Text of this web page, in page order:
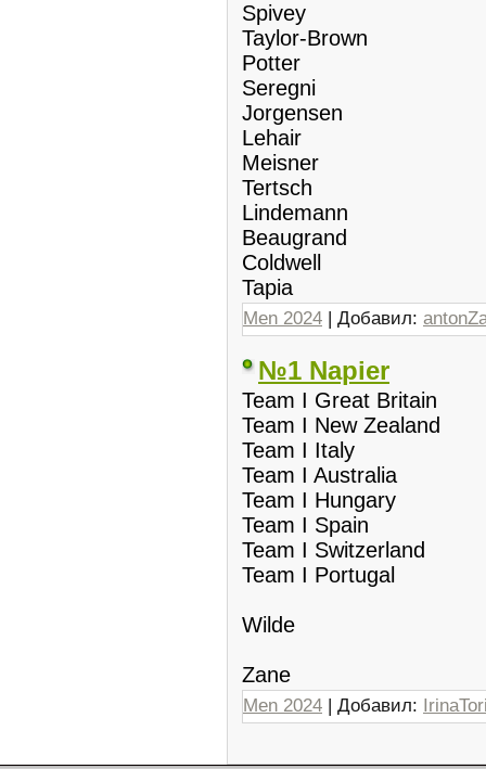
Spivey
Taylor-Brown
Potter
Seregni
Jorgensen
Lehair
Meisner
Tertsch
Lindemann
Beaugrand
Coldwell
Tapia
Men 2024 | Добавил:
№1 Napier
Team I Great Britain
Team I New Zealand
Team I Italy
Team I Australia
Team I Hungary
Team I Spain
Team I Switzerland
Team I Portugal
Wilde
Zane
Men 2024 | Добавил: